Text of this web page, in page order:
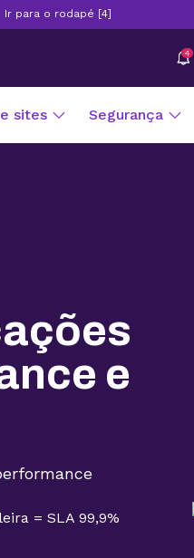
Ir para o rodapé [4]
4
sites Segurança
e
= SLA 99,9%